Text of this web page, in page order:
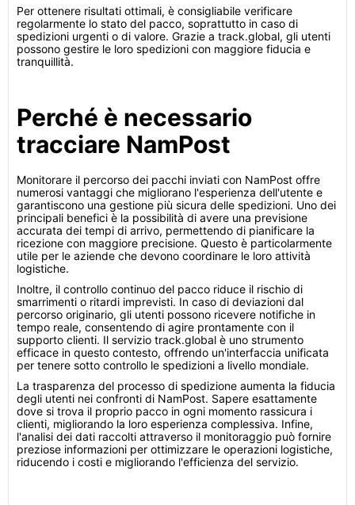
Per ottenere risultati ottimali, è consigliabile verificare
regolarmente lo stato del pacco, soprattutto in caso di
spedizioni urgenti o di valore. Grazie a track.global, gli utenti
possono gestire le loro spedizioni con maggiore fiducia e
tranquillità.
Perché è necessario
tracciare NamPost
Monitorare il percorso dei pacchi inviati con NamPost offre
numerosi vantaggi che migliorano l'esperienza dell'utente e
garantiscono una gestione più sicura delle spedizioni. Uno dei
principali benefici è la possibilità di avere una previsione
accurata dei tempi di arrivo, permettendo di pianificare la
ricezione con maggiore precisione. Questo è particolarmente
utile per le aziende che devono coordinare le loro attività
logistiche.
Inoltre, il controllo continuo del pacco riduce il rischio di
smarrimenti o ritardi imprevisti. In caso di deviazioni dal
percorso originario, gli utenti possono ricevere notifiche in
tempo reale, consentendo di agire prontamente con il
supporto clienti. Il servizio track.global è uno strumento
efficace in questo contesto, offrendo un'interfaccia unificata
per tenere sotto controllo le spedizioni a livello mondiale.
La trasparenza del processo di spedizione aumenta la fiducia
degli utenti nei confronti di NamPost. Sapere esattamente
dove si trova il proprio pacco in ogni momento rassicura i
clienti, migliorando la loro esperienza complessiva. Infine,
l'analisi dei dati raccolti attraverso il monitoraggio può fornire
preziose informazioni per ottimizzare le operazioni logistiche,
riducendo i costi e migliorando l'efficienza del servizio.